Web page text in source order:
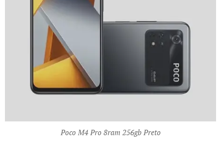
Poco M4 Pro 8ram 256gb Preto